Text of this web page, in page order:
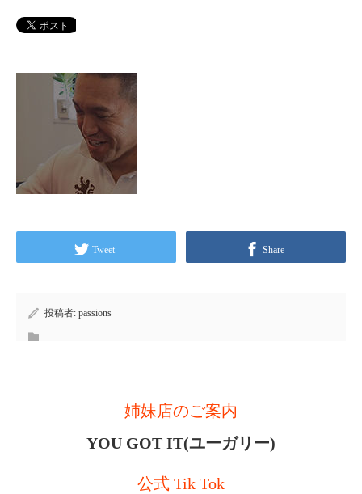
Tweet Share
投稿者: passions
姉妹店のご案内
YOU GOT IT(ユーガリー)
公式 Tik Tok